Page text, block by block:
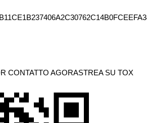
CONTATTO AGORASTREA SU TOX